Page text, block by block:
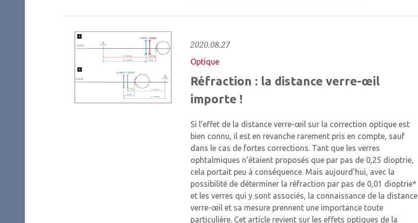
2020.08.27
Optique
Réfraction : la distance verre-œil
importe !
Si l’effet de la distance verre-œil sur la correction optique est
bien connu, il est en revanche rarement pris en compte, sauf
dans le cas de fortes corrections. Tant que les verres
ophtalmiques n’étaient proposés que par pas de 0,25 dioptrie,
cela portait peu à conséquence. Mais aujourd’hui, avec la
possibilité de déterminer la réfraction par pas de 0,01 dioptrie*
et les verres qui y sont associés, la connaissance de la distance
verre-œil et sa mesure prennent une importance toute
particulière. Cet article revient sur les effets optiques de la